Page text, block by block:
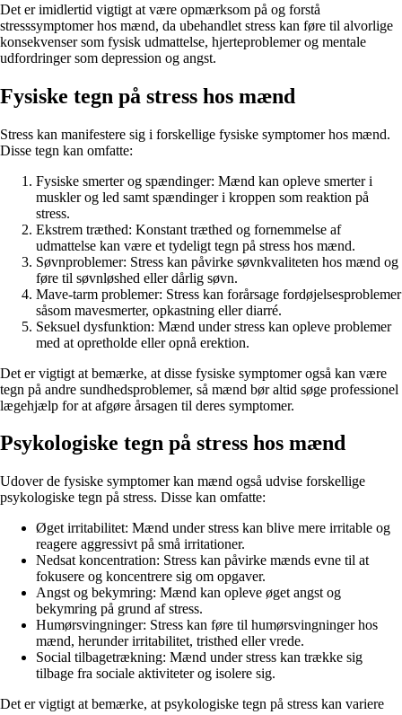
Det er imidlertid vigtigt at være opmærksom på og forstå
stresssymptomer hos mænd, da ubehandlet stress kan føre til alvorlige
konsekvenser som fysisk udmattelse, hjerteproblemer og mentale
udfordringer som depression og angst.
Fysiske tegn på stress hos mænd
Stress kan manifestere sig i forskellige fysiske symptomer hos mænd.
Disse tegn kan omfatte:
Fysiske smerter og spændinger: Mænd kan opleve smerter i
muskler og led samt spændinger i kroppen som reaktion på
stress.
Ekstrem træthed: Konstant træthed og fornemmelse af
udmattelse kan være et tydeligt tegn på stress hos mænd.
Søvnproblemer: Stress kan påvirke søvnkvaliteten hos mænd og
føre til søvnløshed eller dårlig søvn.
Mave-tarm problemer: Stress kan forårsage fordøjelsesproblemer
såsom mavesmerter, opkastning eller diarré.
Seksuel dysfunktion: Mænd under stress kan opleve problemer
med at opretholde eller opnå erektion.
Det er vigtigt at bemærke, at disse fysiske symptomer også kan være
tegn på andre sundhedsproblemer, så mænd bør altid søge professionel
lægehjælp for at afgøre årsagen til deres symptomer.
Psykologiske tegn på stress hos mænd
Udover de fysiske symptomer kan mænd også udvise forskellige
psykologiske tegn på stress. Disse kan omfatte:
Øget irritabilitet: Mænd under stress kan blive mere irritable og
reagere aggressivt på små irritationer.
Nedsat koncentration: Stress kan påvirke mænds evne til at
fokusere og koncentrere sig om opgaver.
Angst og bekymring: Mænd kan opleve øget angst og
bekymring på grund af stress.
Humørsvingninger: Stress kan føre til humørsvingninger hos
mænd, herunder irritabilitet, tristhed eller vrede.
Social tilbagetrækning: Mænd under stress kan trække sig
tilbage fra sociale aktiviteter og isolere sig.
Det er vigtigt at bemærke, at psykologiske tegn på stress kan variere